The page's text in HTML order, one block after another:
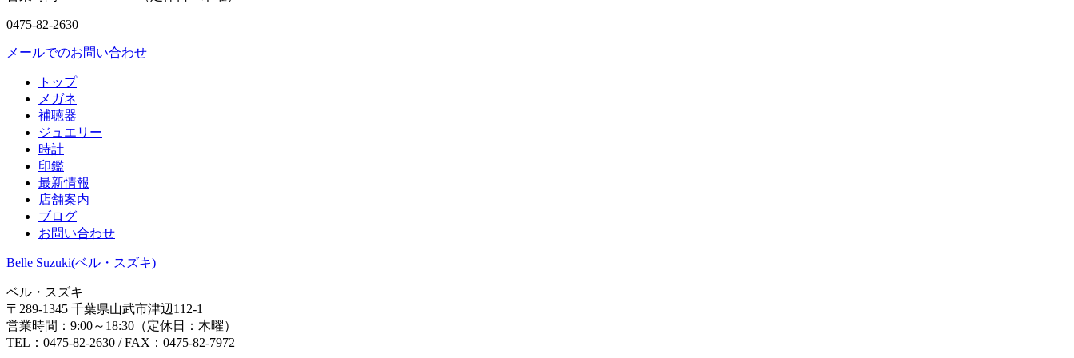
0475-82-2630
メールでのお問い合わせ
トップ
メガネ
補聴器
ジュエリー
時計
印鑑
最新情報
店舗案内
ブログ
お問い合わせ
Belle Suzuki(ベル・スズキ)
ベル・スズキ
〒289-1345 千葉県山武市津辺112-1
営業時間： 9:00～18:30（定休日： 木曜）
TEL： 0475-82-2630 /FAX： 0475-82-7972